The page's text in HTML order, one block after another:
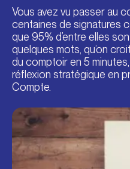
Vous avez vu passer au
centaines de signatures
que 95% d’entre elles
quelques mots, qu’on
du comptoir en 5
réflexion stratégique en
Compte.